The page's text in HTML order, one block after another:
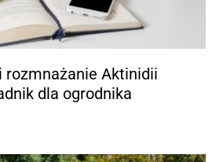
rozmnażanie Aktinidii
dla ogrodnika